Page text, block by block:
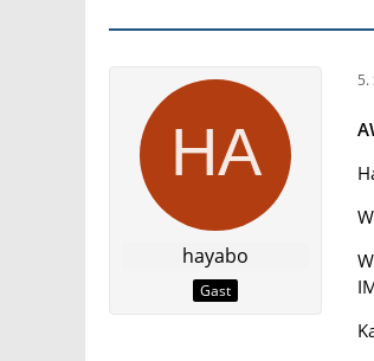
hayabo
Gast
5.